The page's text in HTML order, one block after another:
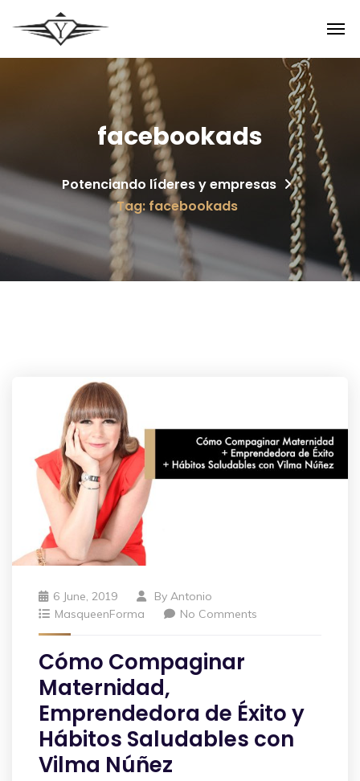
facebookads
Potenciando líderes y empresas
Tag: facebookads
6 June, 2019 By Antonio
MasqueenForma
No Comments
Cómo Compaginar
Maternidad,
Emprendedora de Éxito y
Hábitos Saludables con
Vilma Núñez